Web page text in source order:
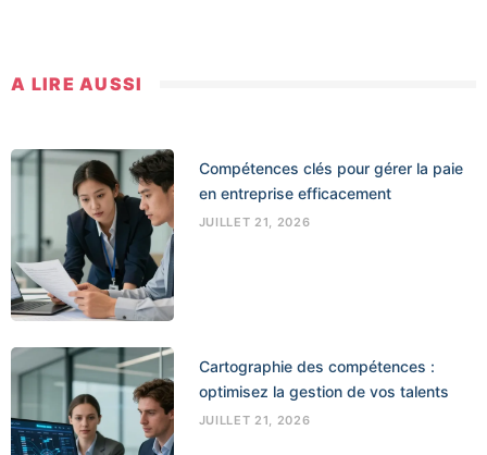
A LIRE AUSSI
Compétences clés pour gérer la paie
en entreprise efficacement
JUILLET 21, 2026
Cartographie des compétences :
optimisez la gestion de vos talents
JUILLET 21, 2026